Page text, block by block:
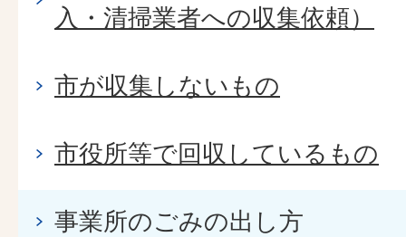
入・清掃業者への収集依頼）
市が収集しないもの
市役所等で回収しているもの
事業所のごみの出し方